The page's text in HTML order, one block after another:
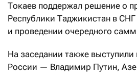
Токаев поддержал решение о
Республики Таджикистан в СНГ
и проведении очередного
На заседании также выступили
России — Владимир Путин,